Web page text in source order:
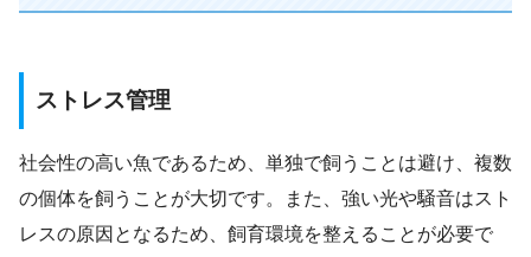
ストレス管理
社会性の高い魚であるため、単独で飼うことは避け、複数
の個体を飼うことが大切です。また、強い光や騒音はスト
レスの原因となるため、飼育環境を整えることが必要で